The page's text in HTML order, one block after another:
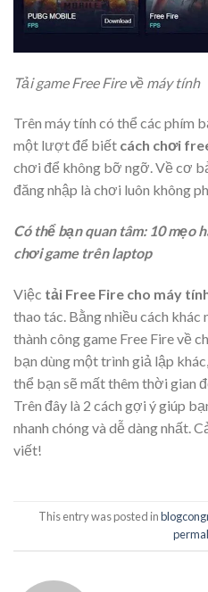
Tải game Free Fire về máy tính
Trên máy tính có thể các phím
một lượt để biết cách chơi
chơi để không bỡ ngỡ. Về cơ
đăng nhập là chơi luôn không
Có thể bạn quan tâm: 10 mẹo
chơi game trên laptop
Việc tải Free Fire cho máy
thao tác. Bằng nhiều cách khác
thành công game Free Fire về
bạn dùng một trình giả lập
thể bạn sẽ mất thêm thời gian
Trên đây là 2 cách gợi ý giúp
nhanh chóng và dễ dàng nhất.
viết!
This entry was posted in